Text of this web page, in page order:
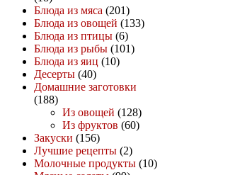
Блюда из мяса (201)
Блюда из овощей (133)
Блюда из птицы (6)
Блюда из рыбы (101)
Блюда из яиц (10)
Десерты (40)
Домашние заготовки
(188)
Из овощей (128)
Из фруктов (60)
Закуски (156)
Лучшие рецепты (2)
Молочные продукты (10)